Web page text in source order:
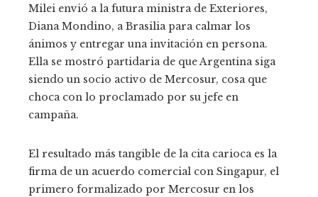
Milei envió a la futura ministra de Exteriores,
Diana Mondino, a Brasilia para calmar los
ánimos y entregar una invitación en persona.
Ella se mostró partidaria de que Argentina siga
siendo un socio activo de Mercosur, cosa que
choca con lo proclamado por su jefe en
campaña.
El resultado más tangible de la cita carioca es la
firma de un acuerdo comercial con Singapur, el
primero formalizado por Mercosur en los